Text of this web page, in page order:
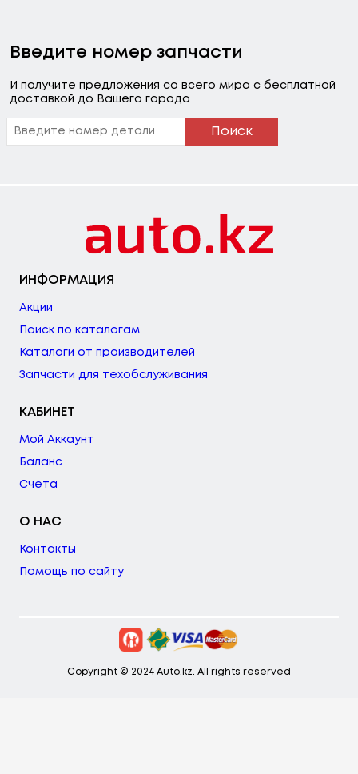
Введите номер запчасти
И получите предложения со всего мира с бесплатной
доставкой до Вашего города
Поиск
ИНФОРМАЦИЯ
Акции
Поиск по каталогам
Каталоги от производителей
Запчасти для техобслуживания
КАБИНЕТ
Мой Аккаунт
Баланс
Счета
О НАС
Контакты
Помощь по сайту
Copyright © 2024 Auto.kz. All rights reserved